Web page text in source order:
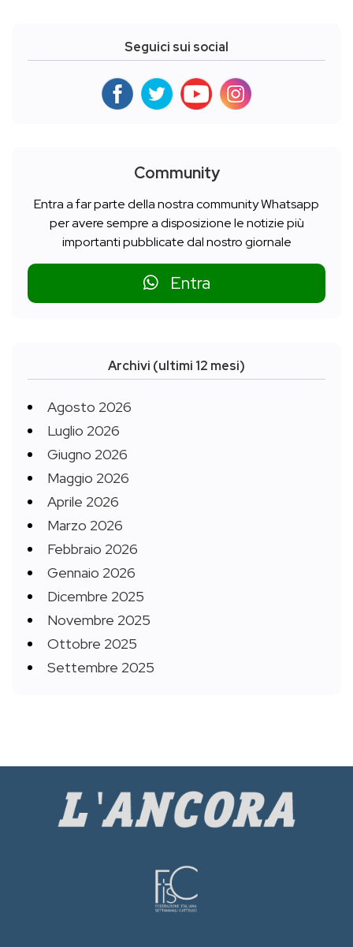
Seguici sui social
Community
Entra a far parte della nostra community Whatsapp
per avere sempre a disposizione le notizie più
importanti pubblicate dal nostro giornale
Entra
Archivi (ultimi 12 mesi)
Agosto 2026
Luglio 2026
Giugno 2026
Maggio 2026
Aprile 2026
Marzo 2026
Febbraio 2026
Gennaio 2026
Dicembre 2025
Novembre 2025
Ottobre 2025
Settembre 2025